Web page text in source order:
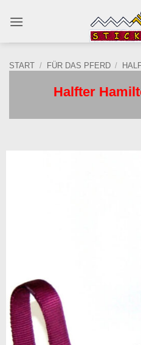
Inhalt
START / FÜR DAS PFERD /
Halfter